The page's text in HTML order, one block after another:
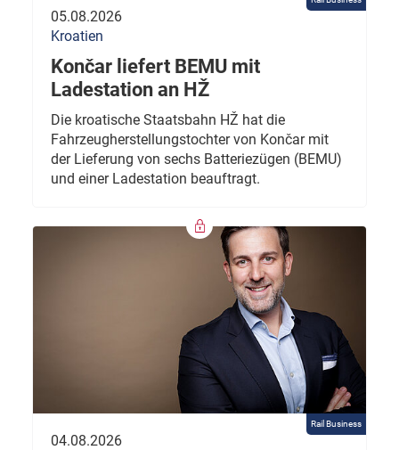
05.08.2026
Kroatien
Končar liefert BEMU mit
Ladestation an HŽ
Die kroatische Staatsbahn HŽ hat die
Fahrzeugherstellungstochter von Končar mit
der Lieferung von sechs Batteriezügen (BEMU)
und einer Ladestation beauftragt.
Rail Business
04.08.2026